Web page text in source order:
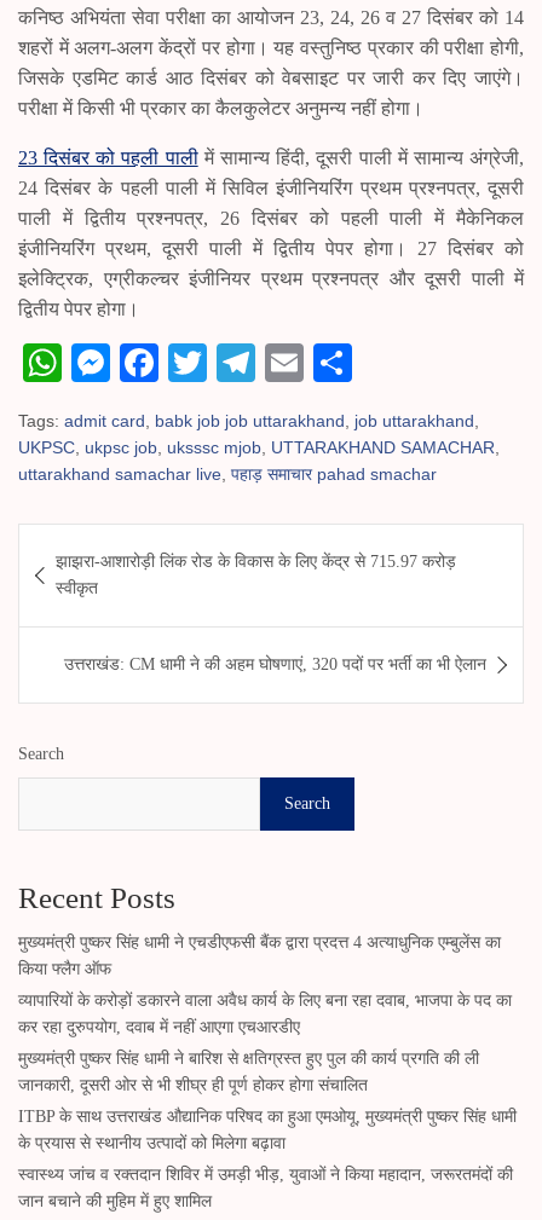
कनिष्ठ अभियंता सेवा परीक्षा का आयोजन 23, 24, 26 व 27 दिसंबर को 14
शहरों में अलग-अलग केंद्रों पर होगा। यह वस्तुनिष्ठ प्रकार की परीक्षा होगी,
जिसके एडमिट कार्ड आठ दिसंबर को वेबसाइट पर जारी कर दिए जाएंगे।
परीक्षा में किसी भी प्रकार का कैलकुलेटर अनुमन्य नहीं होगा।
23 दिसंबर को पहली पालीमें सामान्य हिंदी, दूसरी पाली में सामान्य अंग्रेजी,
24 दिसंबर के पहली पाली में सिविल इंजीनियरिंग प्रथम प्रश्नपत्र, दूसरी
पाली में द्वितीय प्रश्नपत्र, 26 दिसंबर को पहली पाली में मैकेनिकल
इंजीनियरिंग प्रथम, दूसरी पाली में द्वितीय पेपर होगा। 27 दिसंबर को
इलेक्ट्रिक, एग्रीकल्चर इंजीनियर प्रथम प्रश्नपत्र और दूसरी पाली में
द्वितीय पेपर होगा।
W
ts
A
pp
M
se
ng
er
Fa
bo
ok
T
tte
r
Te
gr
a
m
E
ail re
Tags: admit card babk job job uttarakhand job uttarakhand
UKPSC ukpsc job uksssc mjob UTTARAKHAND SAMACHAR
uttarakhand samachar live पहाड़ समाचार pahad smachar
navigation
झाझरा-आशारोड़ी लिंक रोड के विकास के लिए केंद्र से 715.97 करोड़
स्वीकृत
उत्तराखंड: CM धामी ने की अहम घोषणाएं, 320 पदों पर भर्ती का भी ऐलान
Search
Search
Recent Posts
मुख्यमंत्री पुष्कर सिंह धामी ने एचडीएफसी बैंक द्वारा प्रदत्त 4 अत्याधुनिक एम्बुलेंस का
किया फ्लैग ऑफ
व्यापारियों के करोड़ों डकारने वाला अवैध कार्य के लिए बना रहा दवाब, भाजपा के पद का
कर रहा दुरुपयोग, दवाब में नहीं आएगा एचआरडीए
मुख्यमंत्री पुष्कर सिंह धामी ने बारिश से क्षतिग्रस्त हुए पुल की कार्य प्रगति की ली
जानकारी, दूसरी ओर से भी शीघ्र ही पूर्ण होकर होगा संचालित
ITBP के साथ उत्तराखंड औद्यानिक परिषद का हुआ एमओयू, मुख्यमंत्री पुष्कर सिंह धामी
के प्रयास से स्थानीय उत्पादों को मिलेगा बढ़ावा
स्वास्थ्य जांच व रक्तदान शिविर में उमड़ी भीड़, युवाओं ने किया महादान, जरूरतमंदों की
जान बचाने की मुहिम में हुए शामिल